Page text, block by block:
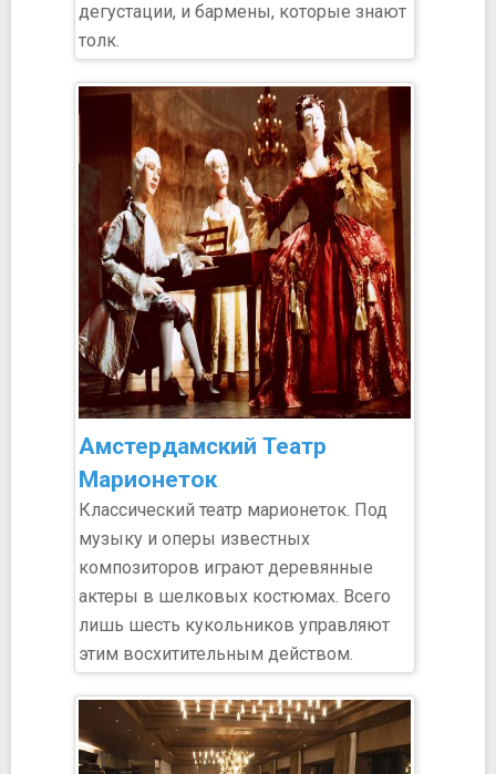
дегустации, и бармены, которые знают
толк.
Амстердамский Театр
Марионеток
Классический театр марионеток. Под
музыку и оперы известных
композиторов играют деревянные
актеры в шелковых костюмах. Всего
лишь шесть кукольников управляют
этим восхитительным действом.